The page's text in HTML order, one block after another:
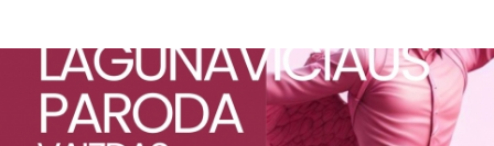
17
18 19 20 21 22
23
24
26 27 28 29
30